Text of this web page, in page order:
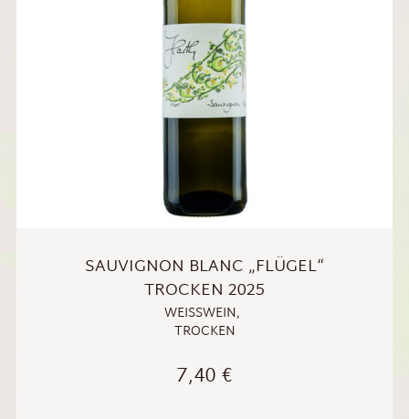
SAUVIGNON BLANC „FLÜGEL“
TROCKEN 2025
WEISSWEIN ,
TROCKEN
7,40€